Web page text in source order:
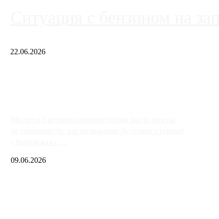
22.06.2026
09.06.2026